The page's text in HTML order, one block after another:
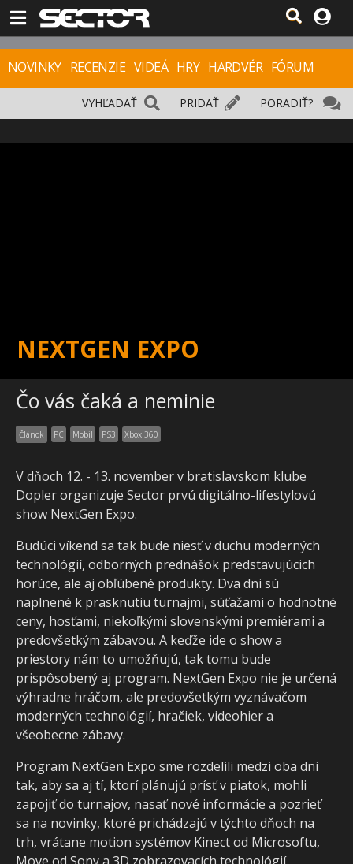
NOVINKY RECENZIE VIDEÁ HRY HARDVÉR FÓRUM
PORADIŤ?
PRIDAŤ
VYHĽADAŤ
NEXTGEN EXPO
Čo vás čaká a neminie
Článok PC Mobil PS3 Xbox 360
V dňoch 12. - 13. november v bratislavskom klube
Dopler organizuje Sector prvú digitálno-lifestylovú
show NextGen Expo.
Budúci víkend sa tak bude niesť v duchu moderných
technológií, odborných prednášok predstavujúcich
horúce, ale aj obľúbené produkty. Dva dni sú
naplnené k prasknutiu turnajmi, súťažami o hodnotné
ceny, hosťami, niekoľkými slovenskými premiérami a
predovšetkým zábavou. A keďže ide o show a
priestory nám to umožňujú, tak tomu bude
prispôsobený aj program. NextGen Expo nie je určená
výhradne hráčom, ale predovšetkým vyznávačom
moderných technológií, hračiek, videohier a
všeobecne zábavy.
Program NextGen Expo sme rozdelili medzi oba dni
tak, aby sa aj tí, ktorí plánujú prísť v piatok, mohli
zapojiť do turnajov, nasať nové informácie a pozrieť
sa na novinky, ktoré prichádzajú v týchto dňoch na
trh, vrátane motion systémov Kinect od Microsoftu,